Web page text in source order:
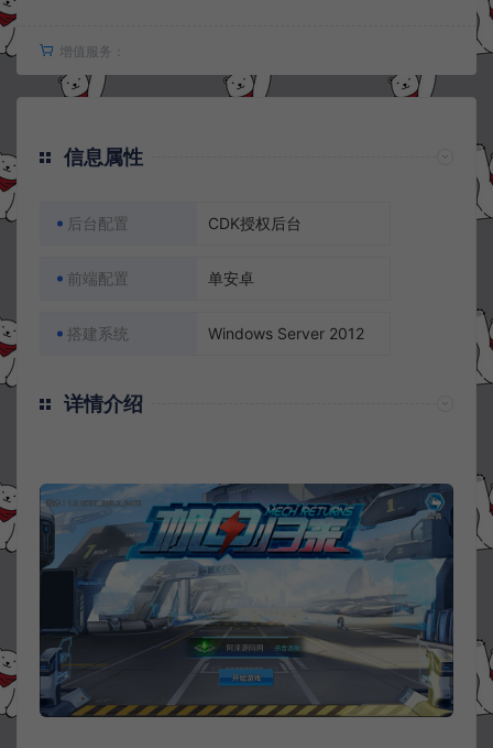
增值服务：
信息属性
后台配置 CDK授权后台
前端配置 单安卓
搭建系统 Windows Server 2012
详情介绍